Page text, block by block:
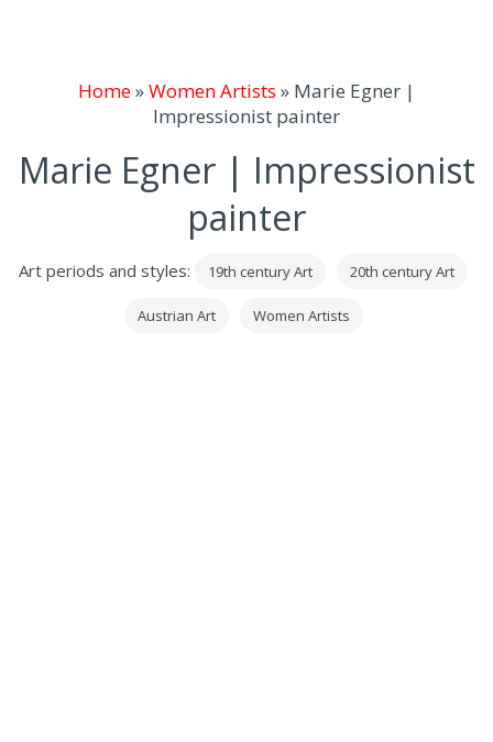
Home»Women Artists » Marie Egner |
Impressionist painter
Marie Egner | Impressionist
painter
Art periods and styles: 19th century Art 20th century Art
Austrian Art Women Artists